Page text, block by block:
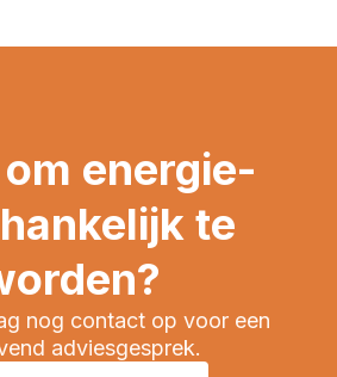
energie-
te
nog contact op voor een
adviesgesprek.